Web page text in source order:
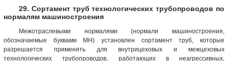
29. Сортамент труб технологических трубопроводов по
нормалям машиностроения
Межотраслевыми нормалями (нормали машиностроения,
обозначаемые буквами МН) установлен сортамент труб, которые
разрешается применять для внутрицеховых и межцеховых
технологических трубопроводов, работающих в неагрессивных,